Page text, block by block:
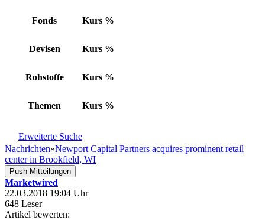
Fonds Kurs %
Devisen Kurs %
Rohstoffe Kurs %
Themen Kurs %
Erweiterte Suche
Nachrichten»Newport Capital Partners acquires prominent retail
center in Brookfield, WI
Push Mitteilungen
Marketwired
22.03.2018 19:04 Uhr
648 Leser
Artikel bewerten: